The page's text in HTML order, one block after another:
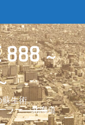
888
蘇生術。
ーラー 北海道